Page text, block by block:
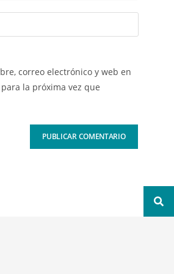
correo electrónico y web en
la próxima vez que